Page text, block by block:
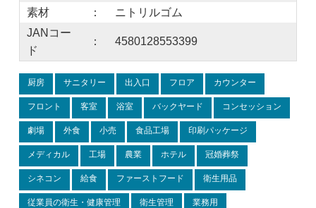
素材 ：
ニトリルゴム
JANコー
ド
： 4580128553399
厨房 サニタリー 出入口 フロア カウンター
フロント 客室 浴室 バックヤード コンセッション
劇場 外食 小売 食品工場 印刷パッケージ
メディカル 工場 農業 ホテル 冠婚葬祭
シネコン 給食 ファーストフード 衛生用品
従業員の衛生・健康管理 衛生管理 業務用